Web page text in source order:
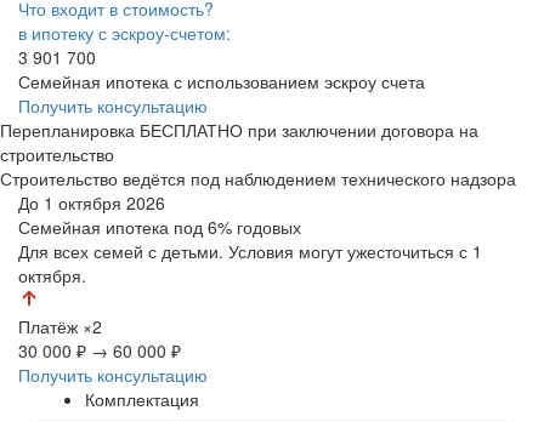
Что входит в стоимость?
в ипотеку с эскроу-счетом:
3 901 700
Семейная ипотека с использованием эскроу счета
Получить консультацию
Перепланировка БЕСПЛАТНО при заключении договора на
строительство
Строительство ведётся под наблюдением технического надзора
До 1 октября 2026
Семейная ипотека под 6% годовых
Для всех семей с детьми. Условия могут ужесточиться с 1
октября.
Платёж ×2
30 000 ₽ → 60 000 ₽
Получить консультацию
Комплектация